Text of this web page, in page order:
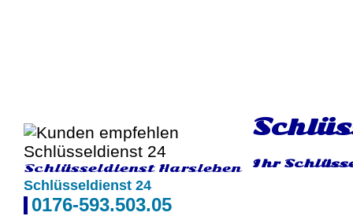
Schlüsseldienst Harsleben
Schlüsseldienst 24
0176-593.503.05
Ihr